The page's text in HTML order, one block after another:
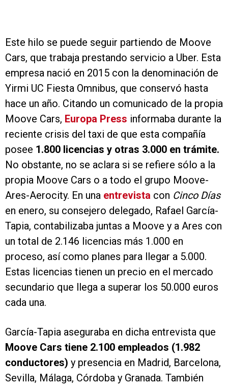
Este hilo se puede seguir partiendo de Moove
Cars, que trabaja prestando servicio a Uber. Esta
empresa nació en 2015 con la denominación de
Yirmi UC Fiesta Omnibus, que conservó hasta
hace un año. Citando un comunicado de la propia
Moove Cars, Europa Press informaba durante la
reciente crisis del taxi de que esta compañía
posee 1.800 licencias y otras 3.000 en trámite.
No obstante, no se aclara si se refiere sólo a la
propia Moove Cars o a todo el grupo Moove-
Ares-Aerocity. En una entrevista con Cinco Días
en enero, su consejero delegado, Rafael García-
Tapia, contabilizaba juntas a Moove y a Ares con
un total de 2.146 licencias más 1.000 en
proceso, así como planes para llegar a 5.000.
Estas licencias tienen un precio en el mercado
secundario que llega a superar los 50.000 euros
cada una.
García-Tapia aseguraba en dicha entrevista que
Moove Cars tiene 2.100 empleados (1.982
conductores) y presencia en Madrid, Barcelona,
Sevilla, Málaga, Córdoba y Granada. También